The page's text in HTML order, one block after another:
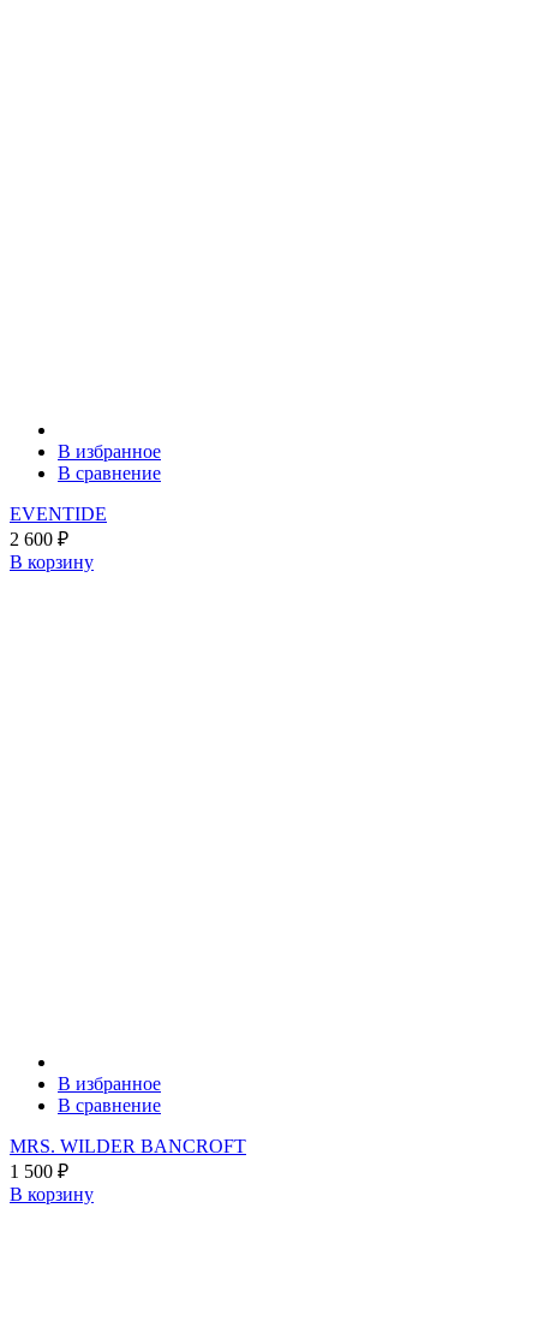
В избранное
В сравнение
EVENTIDE
2 600 ₽
В корзину
В избранное
В сравнение
MRS. WILDER BANCROFT
1 500 ₽
В корзину